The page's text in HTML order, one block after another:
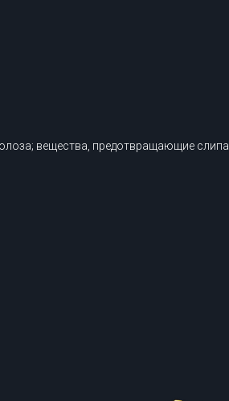
вещества, предотвращающие